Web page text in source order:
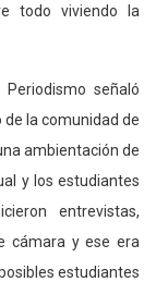
todo viviendo la
señaló
la comunidad de
ambientación de
y los estudiantes
entrevistas,
cámara y ese era
estudiantes